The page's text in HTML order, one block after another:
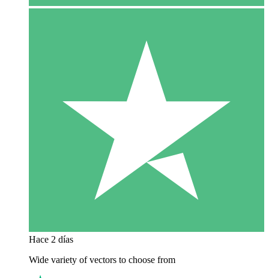
Hace 2 días
Wide variety of vectors to choose from